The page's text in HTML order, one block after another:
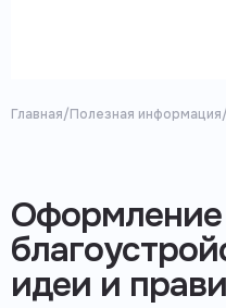
Главная/Полезная информация/
идеи и